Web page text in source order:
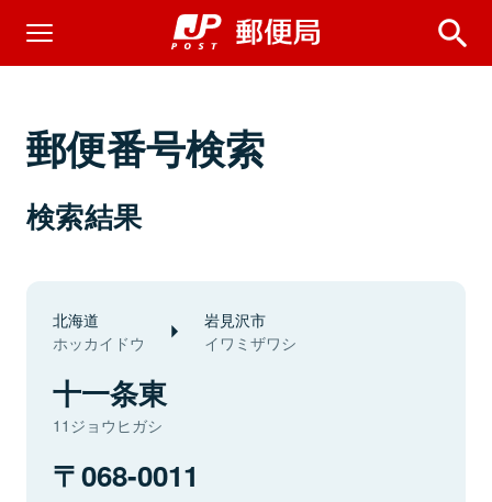
郵便番号検索
検索結果
北海道
ホッカイドウ
岩見沢市
イワミザワシ
十一条東
11ジョウヒガシ
068-0011